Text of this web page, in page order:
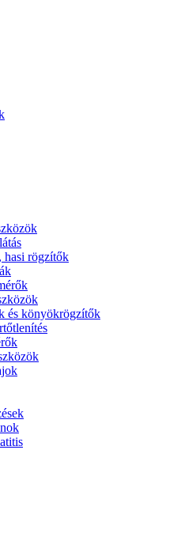
hasi rögzítők
és könyökrögzítők